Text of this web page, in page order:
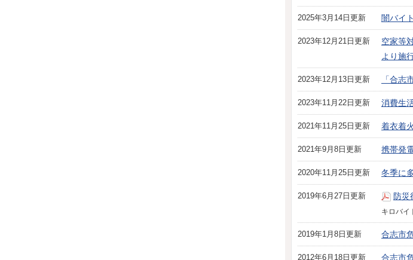
2025年3月14日更新 闇バイ
2023年12月21日更新
空家等
より施
2023年12月13日更新 「合志
2023年11月22日更新 消費生
2021年11月25日更新 着衣着
2021年9月8日更新 携帯発
2020年11月25日更新 冬季に
2019年6月27日更新 防災
キロバイ
2019年1月8日更新 合志市
2012年6月18日更新 合志市